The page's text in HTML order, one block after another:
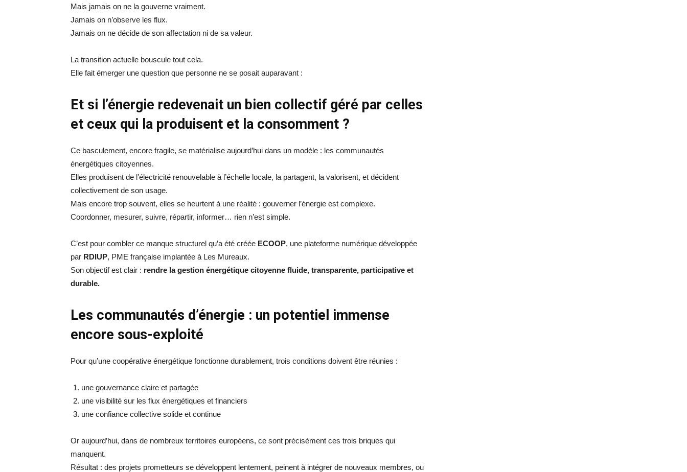
Mais jamais on ne la gouverne vraiment.
Jamais on n’observe les flux.
Jamais on ne décide de son affectation ni de sa valeur.
La transition actuelle bouscule tout cela.
Elle fait émerger une question que personne ne se posait auparavant :
Et si l’énergie redevenait un bien collectif géré par celles
et ceux qui la produisent et la consomment ?
Ce basculement, encore fragile, se matérialise aujourd’hui dans un modèle : les communautés
énergétiques citoyennes.
Elles produisent de l’électricité renouvelable à l’échelle locale, la partagent, la valorisent, et décident
collectivement de son usage.
Mais encore trop souvent, elles se heurtent à une réalité : gouverner l’énergie est complexe.
Coordonner, mesurer, suivre, répartir, informer… rien n’est simple.
C’est pour combler ce manque structurel qu’a été créée ECOOP, une plateforme numérique développée
par RDIUP, PME française implantée à Les Mureaux.
Son objectif est clair : rendre la gestion énergétique citoyenne fluide, transparente, participative et
durable.
Les communautés d’énergie : un potentiel immense
encore sous-exploité
Pour qu’une coopérative énergétique fonctionne durablement, trois conditions doivent être réunies :
une gouvernance claire et partagée
une visibilité sur les flux énergétiques et financiers
une confiance collective solide et continue
Or aujourd’hui, dans de nombreux territoires européens, ce sont précisément ces trois briques qui
manquent.
Résultat : des projets prometteurs se développent lentement, peinent à intégrer de nouveaux membres, ou